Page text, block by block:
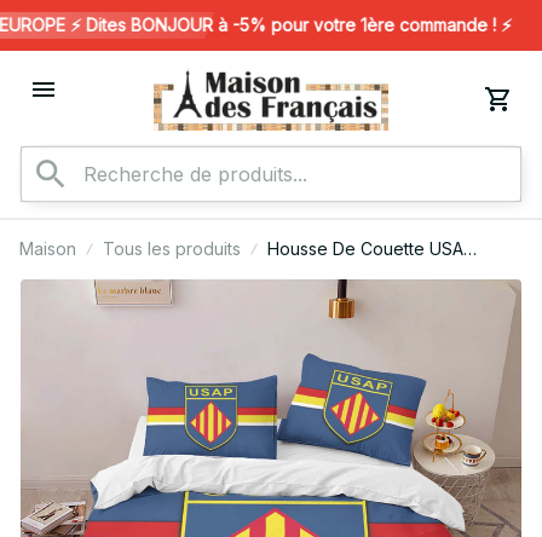
⚡️ Dites BONJOUR à -5% pour votre 1ère commande ! ⚡️
Maison Tous les produits
Housse De Couette USA
Perpignan Rugby Club 08
Parure de lit Ensemble De